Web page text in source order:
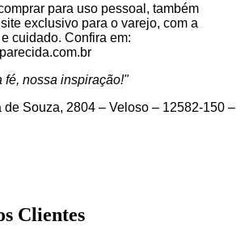
para uso pessoal, também
exclusivo para o varejo, com a
cuidado. Confira em:
fé, nossa inspiração!"
de Souza, 2804 – Veloso – 12582-150 –
Clientes